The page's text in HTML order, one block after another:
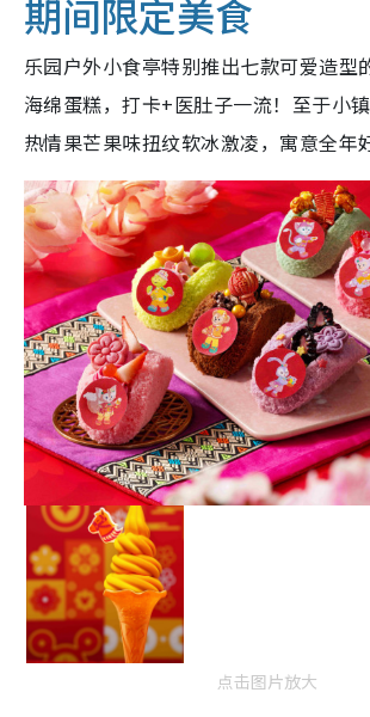
期间限定美食
乐园户外小食亭特别推出七款可爱造型
海绵蛋糕，打卡+医肚子一流！至于小
热情果芒果味扭纹软冰激凌，寓意全年
点击图片放大